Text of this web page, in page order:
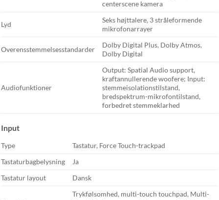
centerscene kamera
Lyd
Seks højttalere, 3 stråleformende
mikrofonarrayer
Overensstemmelsesstandarder
Dolby Digital Plus, Dolby Atmos,
Dolby Digital
Audiofunktioner
Output: Spatial Audio support,
kraftannullerende woofere; Input:
stemmeisolationstilstand,
bredspektrum-mikrofontilstand,
forbedret stemmeklarhed
Input
Type
Tastatur, Force Touch-trackpad
Tastaturbagbelysning
Ja
Tastatur layout
Dansk
Trykfølsomhed, multi-touch touchpad, Multi-